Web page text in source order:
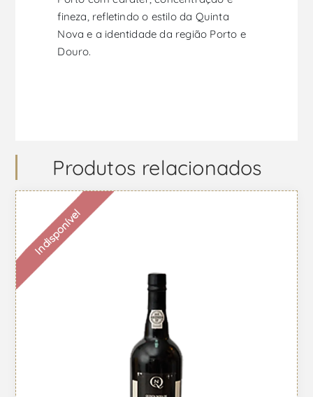
fineza, refletindo o estilo da Quinta
Nova e a identidade da região Porto e
Douro.
Produtos relacionados
Indisponível